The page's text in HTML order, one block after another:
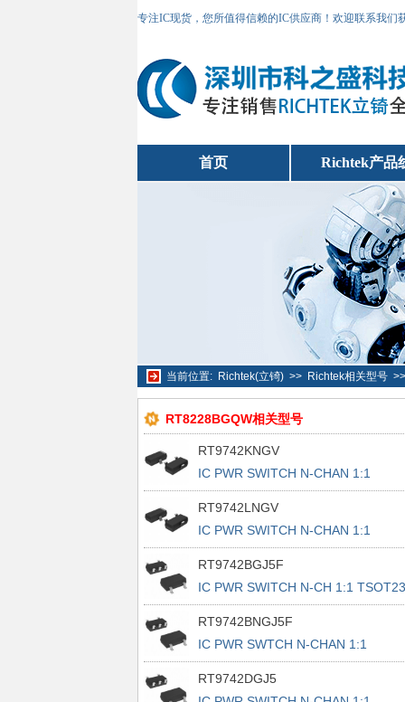
专注IC现货，您所值得信赖的IC供应商！欢迎联系我们
首页 Richtek产品
当前位置: Richtek(立锜)>> Richtek相关型号
RT8228BGQW相关型号
RT9742KNGV
IC PWR SWITCH N-CHAN 1:1
SOT23-3
RT9742LNGV
IC PWR SWITCH N-CHAN 1:1
SOT23-3
RT9742BGJ5F
IC PWR SWITCH N-CH 1:1
5
RT9742BNGJ5F
IC PWR SWTCH N-CHAN 1:1
TSOT23-5
RT9742DGJ5